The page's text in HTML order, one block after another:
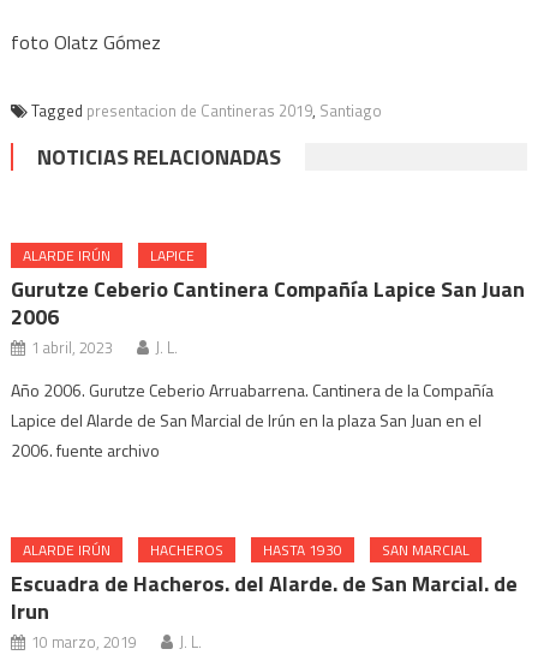
foto Olatz Gómez
Tagged presentacion de Cantineras 2019, Santiago
NOTICIAS RELACIONADAS
ALARDE IRÚN LAPICE
Gurutze Ceberio Cantinera Compañía Lapice San Juan
2006
1 abril, 2023 J. L.
Año 2006. Gurutze Ceberio Arruabarrena. Cantinera de la Compañía
Lapice del Alarde de San Marcial de Irún en la plaza San Juan en el
2006. fuente archivo
ALARDE IRÚN HACHEROS HASTA 1930 SAN MARCIAL
Escuadra de Hacheros. del Alarde. de San Marcial. de
Irun
10 marzo, 2019 J. L.